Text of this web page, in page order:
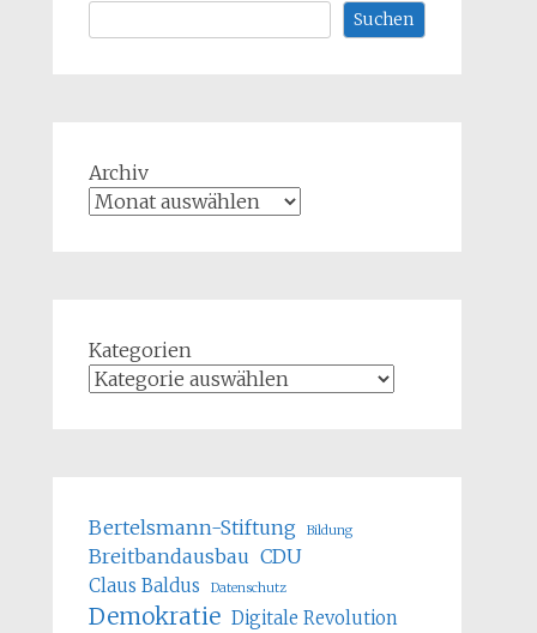
Suchen
Archiv
Kategorien
Bertelsmann-Stiftung Bildung
Breitbandausbau CDU
Claus Baldus Datenschutz
Demokratie Digitale Revolution